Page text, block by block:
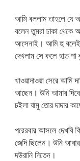
আমি বললাম তাহলে যে
বলেন তুমরা ঢাকা
আসেনাই। আমি হু বলেই
দেখলাম সে কলে হাত পা
খাওয়াদাওয়া সেরে আমি
আছেন। উনি আমার দিকে
চইলা যামু তোর দাদার
পরেরবার আসলে দেখবি
জেদি ছিলেন। উনি
দউরানি দিতেন।